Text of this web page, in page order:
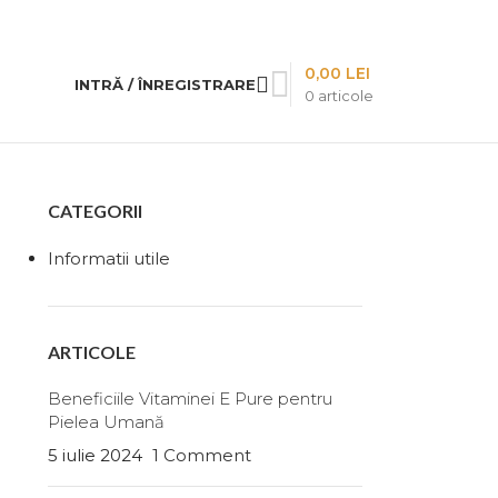
INTRĂ / ÎNREGISTRARE
0 articole
0,00 LEI
CATEGORII
Informatii utile
ARTICOLE
Beneficiile Vitaminei E Pure pentru
Pielea Umană
5 iulie 2024 1 Comment